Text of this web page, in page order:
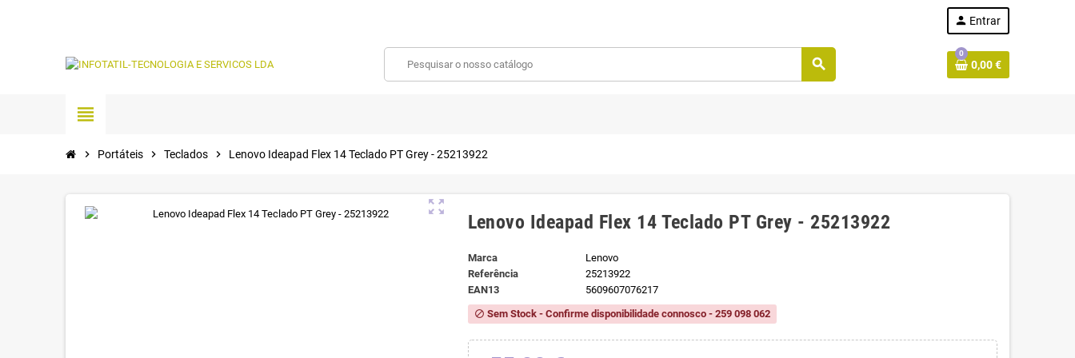
person Entrar
search
0
0,00 €
view_headline
chevron_right Portáteis chevron_right Teclados chevron_right Lenovo Ideapad Flex 14 Teclado PT Grey - 25213922
zoom_out_map
Lenovo Ideapad Flex 14 Teclado PT Grey - 25213922
Marca
Lenovo
Referência
25213922
EAN13
5609607076217
block Sem Stock - Confirme disponibilidade connosco - 259 098 062